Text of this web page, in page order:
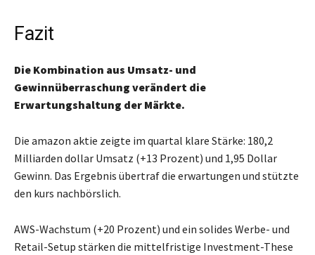
Fazit
Die Kombination aus Umsatz- und
Gewinnüberraschung verändert die
Erwartungshaltung der Märkte.
Die amazon aktie zeigte im quartal klare Stärke: 180,2
Milliarden dollar Umsatz (+13 Prozent) und 1,95 Dollar
Gewinn. Das Ergebnis übertraf die erwartungen und stützte
den kurs nachbörslich.
AWS-Wachstum (+20 Prozent) und ein solides Werbe- und
Retail-Setup stärken die mittelfristige Investment-These